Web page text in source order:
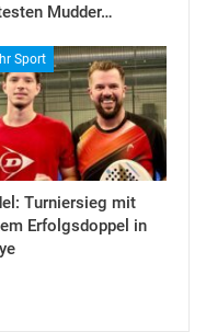
Mudder…
Sport
Turniersieg mit
Erfolgsdoppel in